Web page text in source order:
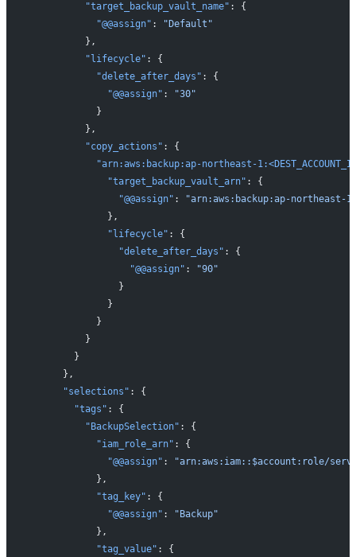
          "target_backup_vault_name"
: {
            "@@assign"
:
"Default"
          },
          "lifecycle"
: {
            "delete_after_days"
: {
              "@@assign"
:
"30"
            }
          },
          "copy_actions"
: {
"arn:aws:backup:ap-northeast-
              "target_backup_vault_arn"
: {
                "@@assign"
:
"arn:aws:backup:ap-northeast-
              },
              "lifecycle"
: {
                "delete_after_days"
: {
                  "@@assign"
:
"90"
                }
              }
            }
          }
        }
      },
      "selections"
: {
        "tags"
: {
          "BackupSelection"
: {
            "iam_role_arn"
: {
              "@@assign"
:
"arn:aws:iam::$account:role/
            },
            "tag_key"
: {
              "@@assign"
:
"Backup"
            },
            "tag_value"
: {